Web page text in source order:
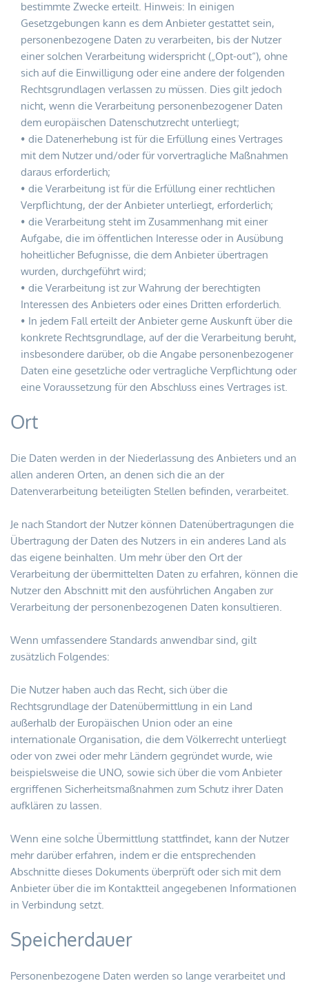
bestimmte Zwecke erteilt. Hinweis: In einigen
Gesetzgebungen kann es dem Anbieter gestattet sein,
personenbezogene Daten zu verarbeiten, bis der Nutzer
einer solchen Verarbeitung widerspricht („Opt-out“), ohne
sich auf die Einwilligung oder eine andere der folgenden
Rechtsgrundlagen verlassen zu müssen. Dies gilt jedoch
nicht, wenn die Verarbeitung personenbezogener Daten
dem europäischen Datenschutzrecht unterliegt;
die Datenerhebung ist für die Erfüllung eines Vertrages
mit dem Nutzer und/oder für vorvertragliche Maßnahmen
daraus erforderlich;
die Verarbeitung ist für die Erfüllung einer rechtlichen
Verpflichtung, der der Anbieter unterliegt, erforderlich;
die Verarbeitung steht im Zusammenhang mit einer
Aufgabe, die im öffentlichen Interesse oder in Ausübung
hoheitlicher Befugnisse, die dem Anbieter übertragen
wurden, durchgeführt wird;
die Verarbeitung ist zur Wahrung der berechtigten
Interessen des Anbieters oder eines Dritten erforderlich.
In jedem Fall erteilt der Anbieter gerne Auskunft über die
konkrete Rechtsgrundlage, auf der die Verarbeitung beruht,
insbesondere darüber, ob die Angabe personenbezogener
Daten eine gesetzliche oder vertragliche Verpflichtung oder
eine Voraussetzung für den Abschluss eines Vertrages ist.
Ort
Die Daten werden in der Niederlassung des Anbieters und an
allen anderen Orten, an denen sich die an der
Datenverarbeitung beteiligten Stellen befinden, verarbeitet.
Je nach Standort der Nutzer können Datenübertragungen die
Übertragung der Daten des Nutzers in ein anderes Land als
das eigene beinhalten. Um mehr über den Ort der
Verarbeitung der übermittelten Daten zu erfahren, können die
Nutzer den Abschnitt mit den ausführlichen Angaben zur
Verarbeitung der personenbezogenen Daten konsultieren.
Wenn umfassendere Standards anwendbar sind, gilt
zusätzlich Folgendes:
Die Nutzer haben auch das Recht, sich über die
Rechtsgrundlage der Datenübermittlung in ein Land
außerhalb der Europäischen Union oder an eine
internationale Organisation, die dem Völkerrecht unterliegt
oder von zwei oder mehr Ländern gegründet wurde, wie
beispielsweise die UNO, sowie sich über die vom Anbieter
ergriffenen Sicherheitsmaßnahmen zum Schutz ihrer Daten
aufklären zu lassen.
Wenn eine solche Übermittlung stattfindet, kann der Nutzer
mehr darüber erfahren, indem er die entsprechenden
Abschnitte dieses Dokuments überprüft oder sich mit dem
Anbieter über die im Kontaktteil angegebenen Informationen
in Verbindung setzt.
Speicherdauer
Personenbezogene Daten werden so lange verarbeitet und